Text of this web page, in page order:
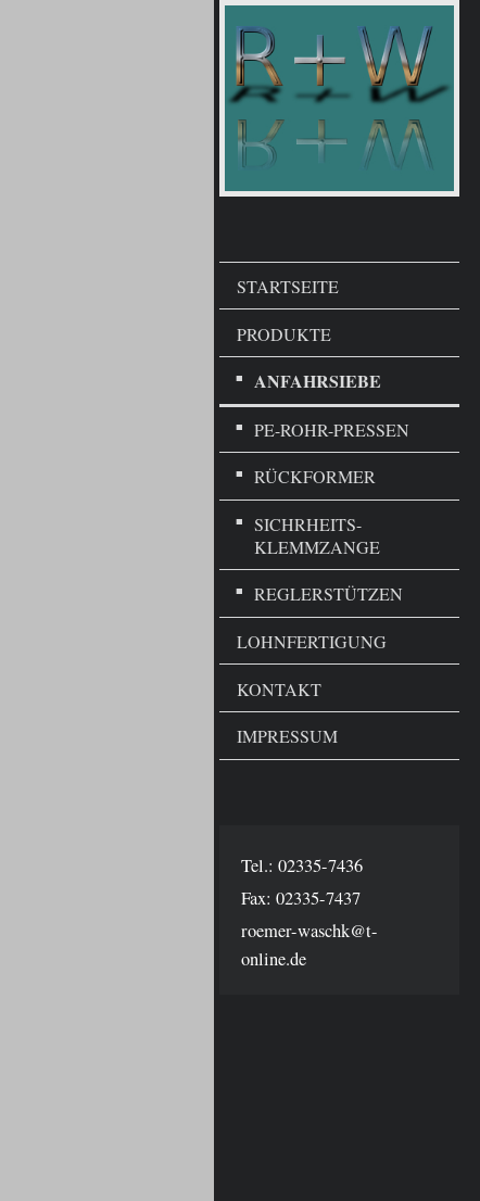
STARTSEITE
PRODUKTE
ANFAHRSIEBE
PE-ROHR-PRESSEN
RÜCKFORMER
SICHRHEITS-
KLEMMZANGE
REGLERSTÜTZEN
LOHNFERTIGUNG
KONTAKT
IMPRESSUM
Tel.: 02335-7436
Fax: 02335-7437
roemer-waschk@t-
online.de